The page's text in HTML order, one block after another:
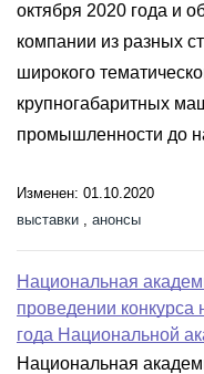
октября 2020 года и
компании из разных
широкого
крупногабаритных
промышленности до
Изменен: 01.10.2020
выставки
анонсы
Национальная
проведении
года Национальной
Национальная